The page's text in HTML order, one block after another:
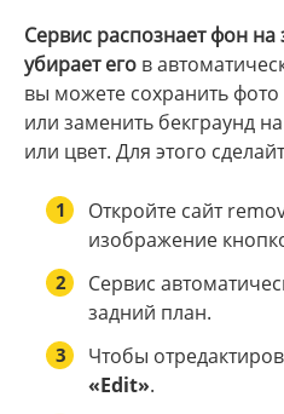
Сервис распознает фон
убирает его в
вы можете сохранить
или заменить бекграунд
или цвет. Для этого
1
Откройте сайт
изображение
2
Сервис
задний план.
3
Чтобы
«Edit».